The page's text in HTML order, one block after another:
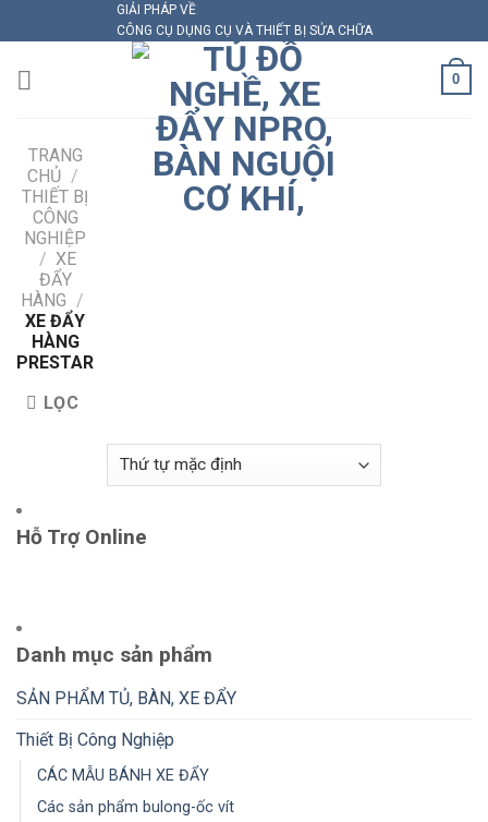
to
content
GIẢI PHÁP VỀ
CÔNG CỤ DỤNG CỤ VÀ THIẾT BỊ SỬA CHỮA
0
TRANG
CHỦ /
THIẾT BỊ
CÔNG
NGHIỆP
/ XE
ĐẨY
HÀNG /
XE ĐẨY
HÀNG
PRESTAR
LỌC
Hỗ Trợ Online
Danh mục sản phẩm
SẢN PHẨM TỦ, BÀN, XE ĐẨY
Thiết Bị Công Nghiệp
CÁC MẪU BÁNH XE ĐẨY
Các sản phẩm bulong-ốc vít